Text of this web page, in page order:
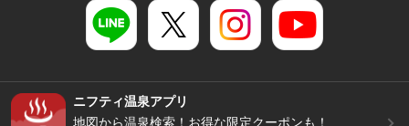
ニフティ温泉アプリ
地図から温泉検索！お得な限定クーポンも！